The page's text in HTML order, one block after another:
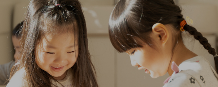
各園のブログ
2026.08.06 赤しそジュース作り～にじ組～2026.08.0
5 【そら組】誕生会
一覧を見る